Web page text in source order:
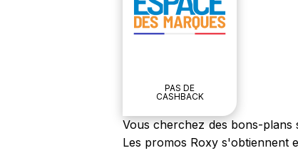
PAS DE
CASHBACK
Vous cherchez des bons-
Les promos Roxy s'obtiennent